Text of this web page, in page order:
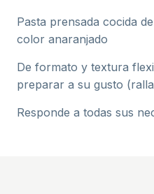
Pasta prensada cocida
color anaranjado
De formato y textura
preparar a su gusto
Responde a todas sus